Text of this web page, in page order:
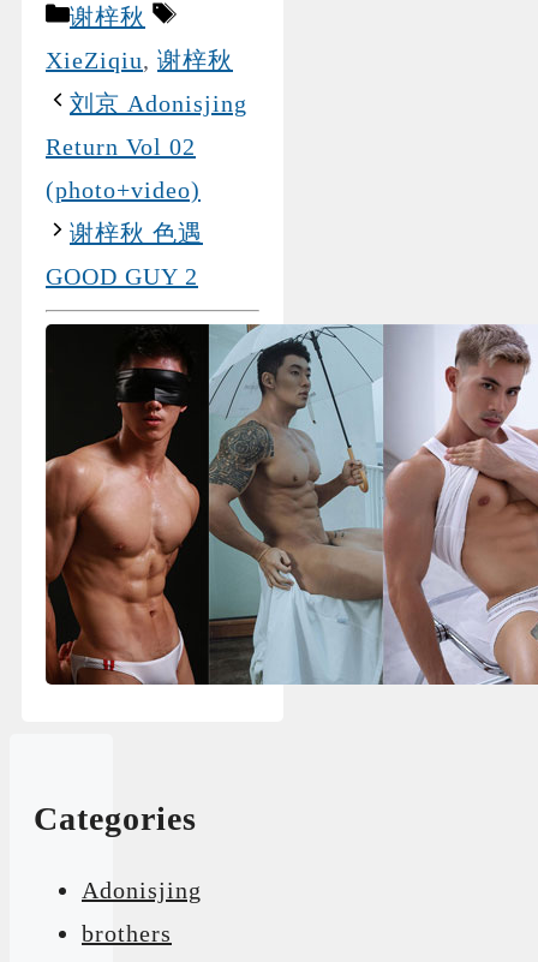
Categories
谢梓秋
Tags
XieZiqiu, 谢梓秋
刘京 Adonisjing
Return Vol 02
(photo+video)
谢梓秋 色遇
GOOD GUY 2
Categories
Adonisjing
brothers